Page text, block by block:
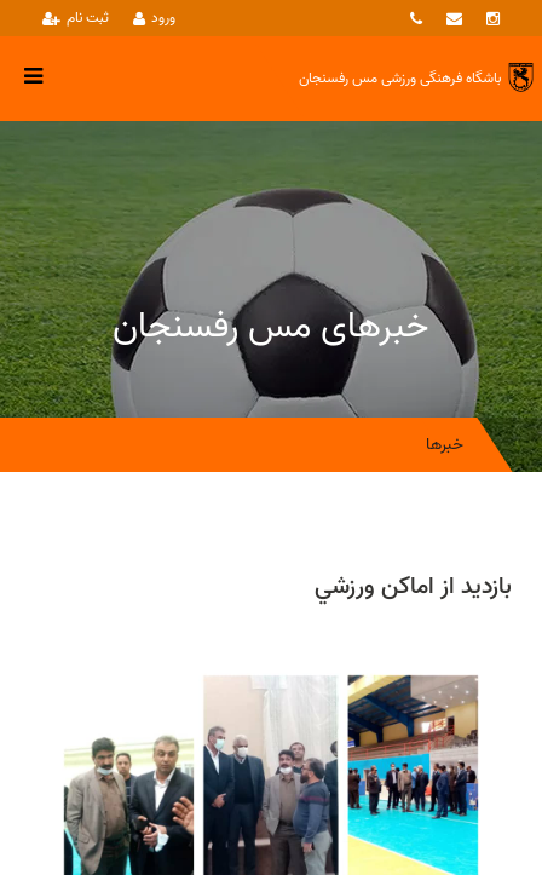
ثبت نام ورود
باشگاه فرهنگی ورزشیمس رفسنجان
خبرهای مس رفسنجان
خبرها
بازديد از اماکن ورزشي